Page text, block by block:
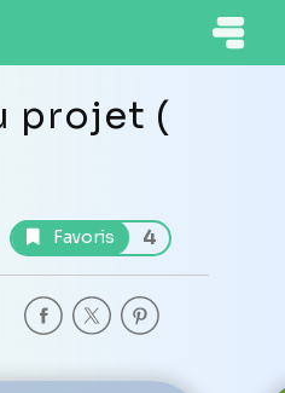
projet (
Favoris 4